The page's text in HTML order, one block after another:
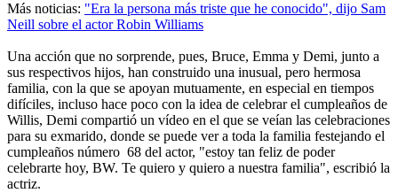
Más noticias: "Era la persona más triste que he conocido", dijo Sam
Neill sobre el actor Robin Williams
Una acción que no sorprende, pues, Bruce, Emma y Demi, junto a
sus respectivos hijos, han construido una inusual, pero hermosa
familia, con la que se apoyan mutuamente, en especial en tiempos
difíciles, incluso hace poco con la idea de celebrar el cumpleaños de
Willis, Demi compartió un vídeo en el que se veían las celebraciones
para su exmarido, donde se puede ver a toda la familia festejando el
cumpleaños número 68 del actor, "estoy tan feliz de poder
celebrarte hoy, BW. Te quiero y quiero a nuestra familia", escribió la
actriz.